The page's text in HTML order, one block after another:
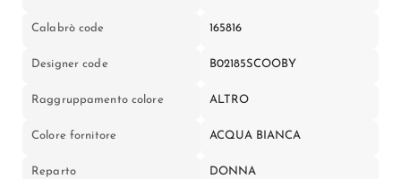
Calabrò code 165816
Designer code B02185SCOOBY
Raggruppamento colore ALTRO
Colore fornitore ACQUA BIANCA
Reparto DONNA